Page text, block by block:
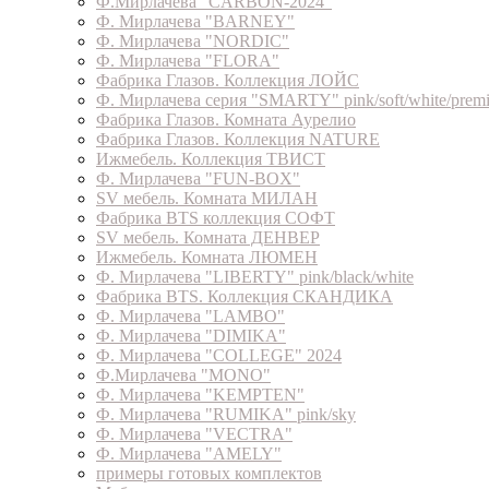
Ф. Мирлачева "BARNEY"
Ф. Мирлачева "NORDIC"
Ф. Мирлачева "FLORA"
Фабрика Глазов. Коллекция ЛОЙС
Ф. Мирлачева серия "SMARTY" pink/soft/white/
Фабрика Глазов. Комната Аурелио
Фабрика Глазов. Коллекция NATURE
Ижмебель. Коллекция ТВИСТ
Ф. Мирлачева "FUN-BOX"
SV мебель. Комната МИЛАН
Фабрика BTS коллекция СОФТ
SV мебель. Комната ДЕНВЕР
Ижмебель. Комната ЛЮМЕН
Ф. Мирлачева "LIBERTY" pink/black/white
Фабрика BTS. Коллекция СКАНДИКА
Ф. Мирлачева "LAMBO"
Ф. Мирлачева "DIMIKA"
Ф. Мирлачева "COLLEGE" 2024
Ф.Мирлачева "MONO"
Ф. Мирлачева "KEMPTEN"
Ф. Мирлачева "RUMIKA" pink/sky
Ф. Мирлачева "VECTRA"
Ф. Мирлачева "AMELY"
примеры готовых комплектов